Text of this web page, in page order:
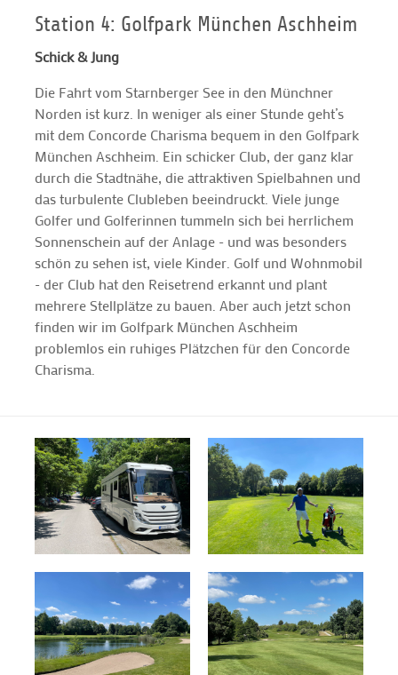
Station 4: Golfpark München Aschheim
Schick & Jung
Die Fahrt vom Starnberger See in den Münchner
Norden ist kurz. In weniger als einer Stunde geht’s
mit dem Concorde Charisma bequem in den Golfpark
München Aschheim. Ein schicker Club, der ganz klar
durch die Stadtnähe, die attraktiven Spielbahnen und
das turbulente Clubleben beeindruckt. Viele junge
Golfer und Golferinnen tummeln sich bei herrlichem
Sonnenschein auf der Anlage - und was besonders
schön zu sehen ist, viele Kinder. Golf und Wohnmobil
- der Club hat den Reisetrend erkannt und plant
mehrere Stellplätze zu bauen. Aber auch jetzt schon
finden wir im Golfpark München Aschheim
problemlos ein ruhiges Plätzchen für den Concorde
Charisma.